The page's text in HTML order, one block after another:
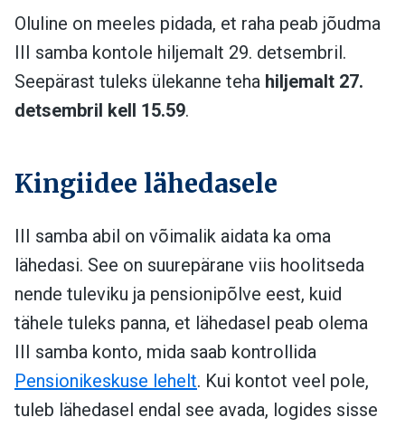
Oluline on meeles pidada, et raha peab jõudma
III samba kontole hiljemalt 29. detsembril.
Seepärast tuleks ülekanne teha hiljemalt 27.
detsembril kell 15.59.
Kingiidee lähedasele
III samba abil on võimalik aidata ka oma
lähedasi. See on suurepärane viis hoolitseda
nende tuleviku ja pensionipõlve eest, kuid
tähele tuleks panna, et lähedasel peab olema
III samba konto, mida saab kontrollida
Pensionikeskuse lehelt. Kui kontot veel pole,
tuleb lähedasel endal see avada, logides sisse